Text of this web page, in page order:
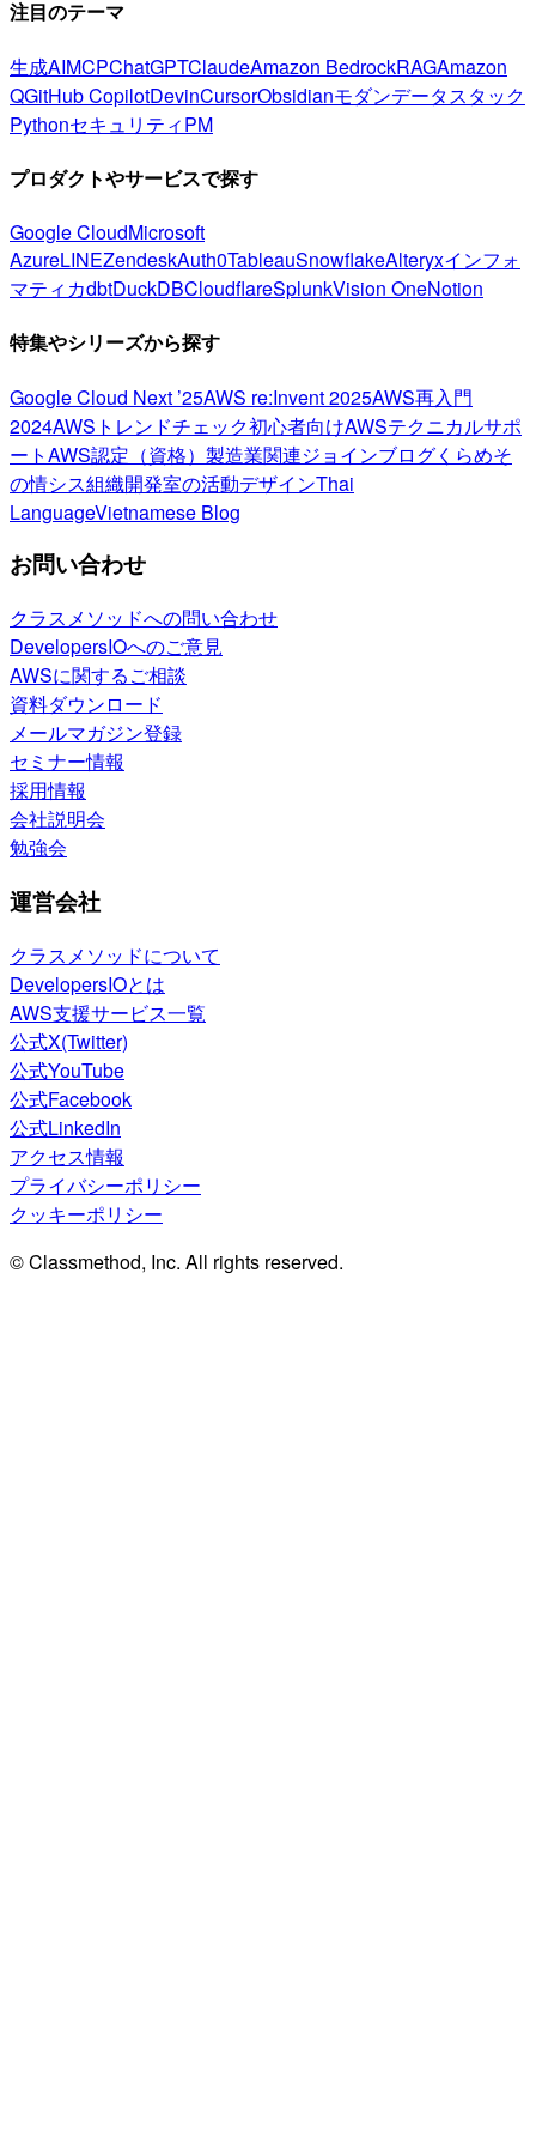
注目のテーマ
生成AIMCPChatGPTClaudeAmazon BedrockRAGAmazon
QGitHub CopilotDevinCursorObsidianモダンデータスタック
PythonセキュリティPM
プロダクトやサービスで探す
Google CloudMicrosoft
AzureLINEZendeskAuth0TableauSnowflakeAlteryxインフォ
マティカdbtDuckDBCloudflareSplunkVision OneNotion
特集やシリーズから探す
Google Cloud Next ’25AWS re:Invent 2025AWS再入門
2024AWSトレンドチェック初心者向けAWSテクニカルサポ
ートAWS認定（資格） 製造業関連ジョインブログくらめそ
の情シス組織開発室の活動デザインThai
LanguageVietnamese Blog
お問い合わせ
クラスメソッドへの問い合わせ
DevelopersIOへのご意見
AWSに関するご相談
資料ダウンロード
メールマガジン登録
セミナー情報
採用情報
会社説明会
勉強会
運営会社
クラスメソッドについて
DevelopersIOとは
AWS支援サービス一覧
公式X(Twitter)
公式YouTube
公式Facebook
公式LinkedIn
アクセス情報
プライバシーポリシー
クッキーポリシー
© Classmethod, Inc. All rights reserved.